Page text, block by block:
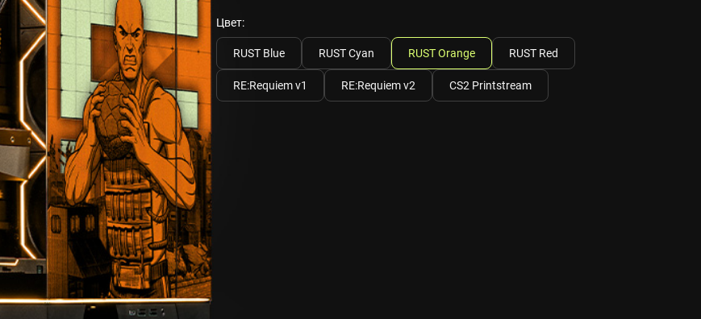
Цвет:
RUST Blue
RUST Cyan RUST Orange RUST Red
RE:Requiem v1 RE:Requiem v2 CS2 Printstream